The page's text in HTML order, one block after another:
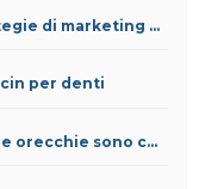
5 strategie di marketing per studi dentistici
per denti
Denti e orecchie sono collegati